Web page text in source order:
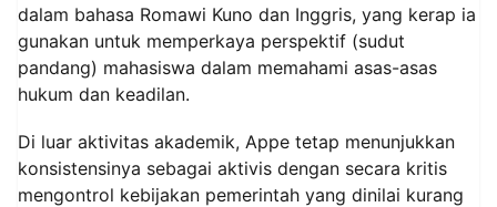
dalam bahasa Romawi Kuno dan Inggris, yang kerap ia
gunakan untuk memperkaya perspektif (sudut
pandang) mahasiswa dalam memahami asas-asas
hukum dan keadilan.
Di luar aktivitas akademik, Appe tetap menunjukkan
konsistensinya sebagai aktivis dengan secara kritis
mengontrol kebijakan pemerintah yang dinilai kurang